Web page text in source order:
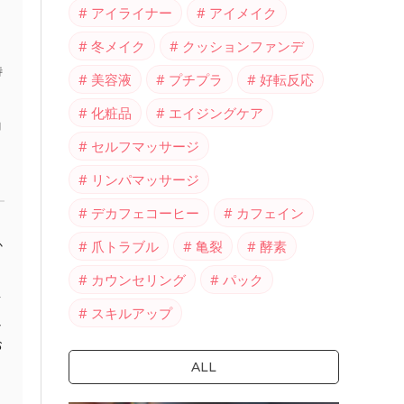
アイライナー
アイメイク
冬メイク
クッションファンデ
美容液
プチプラ
好転反応
化粧品
エイジングケア
セルフマッサージ
リンパマッサージ
デカフェコーヒー
カフェイン
爪トラブル
亀裂
酵素
カウンセリング
パック
スキルアップ
ALL